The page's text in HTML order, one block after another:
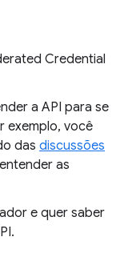
Credential
a API para se
exemplo, você
das discussões
as
e quer saber